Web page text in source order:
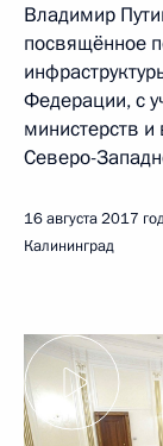
Владимир
посвящённое
Федерации, с
министерств
Северо-
16 августа 2017
Калининград